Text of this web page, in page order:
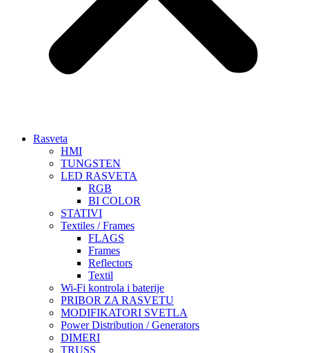
Rasveta
HMI
TUNGSTEN
LED RASVETA
RGB
BI COLOR
STATIVI
Textiles / Frames
FLAGS
Frames
Reflectors
Textil
Wi-Fi kontrola i baterije
PRIBOR ZA RASVETU
MODIFIKATORI SVETLA
Power Distribution / Generators
DIMERI
TRUSS